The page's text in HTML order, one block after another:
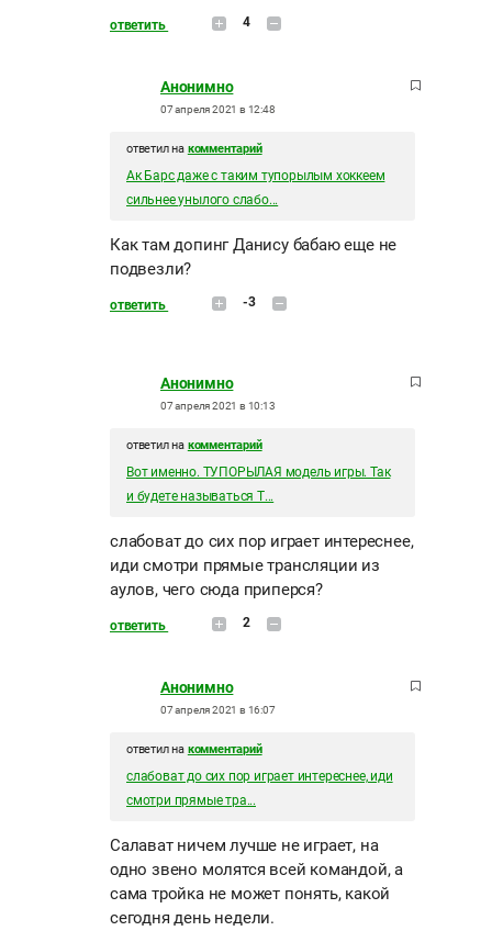
ответить 4
Анонимно
07 апреля 2021 в 12:48
ответил на комментарий
Ак Барс даже с таким тупорылым хоккеем
сильнее унылого слабо...
Как там допинг Данису бабаю еще не
подвезли?
ответить -3
Анонимно
07 апреля 2021 в 10:13
ответил на комментарий
Вот именно. ТУПОРЫЛАЯ модель игры. Так
и будете называться Т...
слабоват до сих пор играет интереснее,
иди смотри прямые трансляции из
аулов, чего сюда приперся?
ответить 2
Анонимно
07 апреля 2021 в 16:07
ответил на комментарий
слабоват до сих пор играет интереснее, иди
смотри прямые тра...
Салават ничем лучше не играет, на
одно звено молятся всей командой, а
сама тройка не может понять, какой
сегодня день недели.